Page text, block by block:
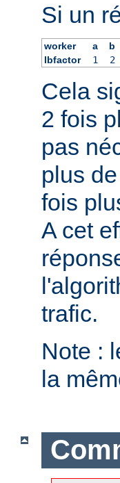
Si un
worker a b
lbfactor
1 2
Cela
2 fois
pas
plus
fois
A cet
trafic.
Note :
la